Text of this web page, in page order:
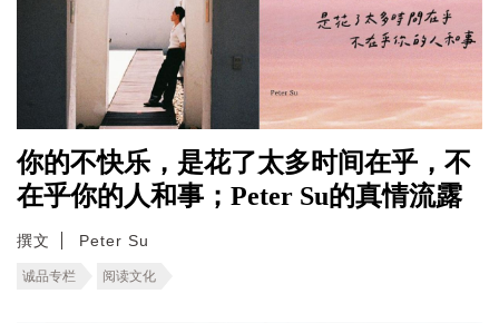
你的不快乐，是花了太多时间在乎，不
在乎你的人和事；Peter Su的真情流露
撰文 Peter Su
诚品专栏 阅读文化